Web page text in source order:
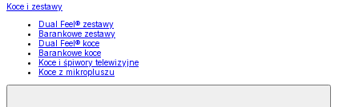
Koce i zestawy
Dual Feel® zestawy
Barankowe zestawy
Dual Feel® koce
Barankowe koce
Koce i śpiwory telewizyjne
Koce z mikropluszu